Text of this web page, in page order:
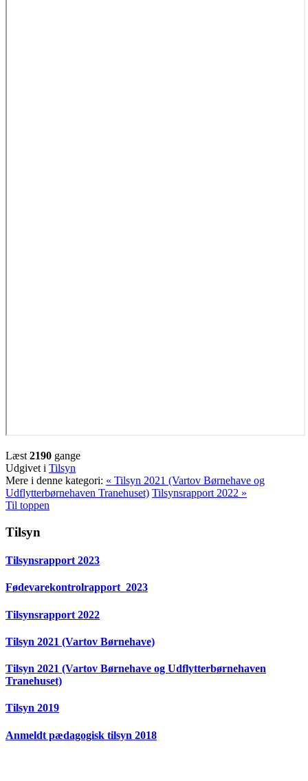
Læst 2190 gange
Udgivet i Tilsyn
Mere i denne kategori: « Tilsyn 2021 (Vartov Børnehave og
Udflytterbørnehaven Tranehuset) Tilsynsrapport 2022 »
Til toppen
Tilsyn
Tilsynsrapport 2023
Fødevarekontrolrapport_2023
Tilsynsrapport 2022
Tilsyn 2021 (Vartov Børnehave)
Tilsyn 2021 (Vartov Børnehave og Udflytterbørnehaven
Tranehuset)
Tilsyn 2019
Anmeldt pædagogisk tilsyn 2018